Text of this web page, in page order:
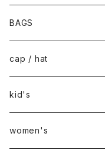
BAGS
cap / hat
kid's
women's